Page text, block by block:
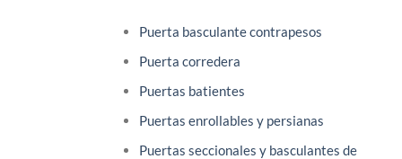
Puerta basculante contrapesos
Puerta corredera
Puertas batientes
Puertas enrollables y persianas
Puertas seccionales y basculantes de